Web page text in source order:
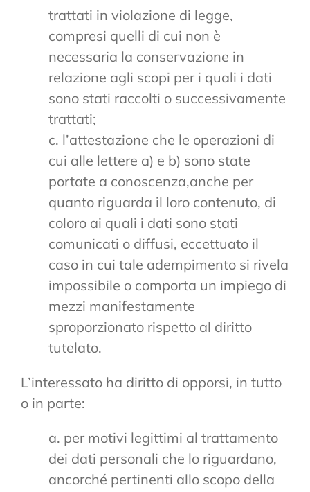
trattati in violazione di legge,
compresi quelli di cui non è
necessaria la conservazione in
relazione agli scopi per i quali i dati
sono stati raccolti o successivamente
trattati;
c. l’attestazione che le operazioni di
cui alle lettere a) e b) sono state
portate a conoscenza,anche per
quanto riguarda il loro contenuto, di
coloro ai quali i dati sono stati
comunicati o diffusi, eccettuato il
caso in cui tale adempimento si rivela
impossibile o comporta un impiego di
mezzi manifestamente
sproporzionato rispetto al diritto
tutelato.
L’interessato ha diritto di opporsi, in tutto
o in parte:
a. per motivi legittimi al trattamento
dei dati personali che lo riguardano,
ancorché pertinenti allo scopo della